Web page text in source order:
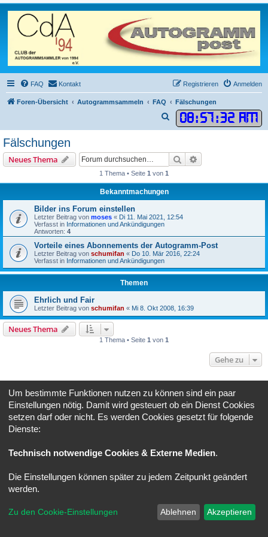
FAQ Kontakt Anmelden
Registrieren
Foren-Übersicht Autogrammsammeln FAQ Fälschungen
08:57:32 AM
u
h
Fälschungen
Neues Thema Suche
1 Thema • Seite 1 von 1
Bekanntmachungen
Bilder ins Forum einstellen
Letzter Beitrag von moses « Di 11. Mai 2021, 12:54
Verfasst in Informationen und Ankündigungen
Antworten: 4
Vorteile eines Abonnements der Autogramm-Post
Letzter Beitrag von schumifan « Do 10. Mär 2016, 22:24
Verfasst in Informationen und Ankündigungen
Themen
Ehrlich und Fair
Letzter Beitrag von schumifan « Mi 8. Okt 2008, 16:39
Neues Thema
1 Thema • Seite 1 von 1
Gehe zu
Du darfstkeine neuen Themen in diesem Forum erstellen.
Du darfstkeineAntworten zu Themen in diesem Forum erstellen.
Du darfst deine Beiträge in diesem Forum
nicht
ändern.
Du darfst deine Beiträge in diesem Forum nicht löschen.
Datenschutz
Nutzungsbedingungen
Um bestimmte Funktionen nutzen zu können sind ein paar
Einstellungen nötig. Damit wird gesteuert ob ein Dienst Cookies
setzen darf oder nicht. Es werden Cookies gesetzt für folgende
Dienste:
Technisch notwendige Cookies & Externe Medien.
Die Einstellungen können später zu jedem Zeitpunkt geändert
werden.
Zu den Cookie-Einstellungen Ablehnen Akzeptieren